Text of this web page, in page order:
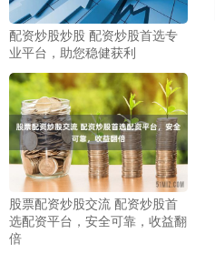
配资炒股炒股 配资炒股首选专
业平台，助您稳健获利
股票配资炒股交流 配资炒股首
选配资平台，安全可靠，收益翻
倍